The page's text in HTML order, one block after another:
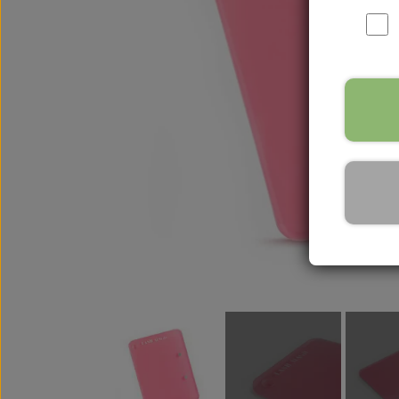
Waffle Pincetter
Lamper &
Cloud LED Lamper
UV Lampe
Briks & tilbehør
Trænings Udstyr